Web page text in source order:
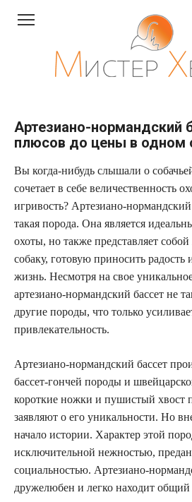
Артезиано-нормандский
плюсов до цены в одном
Вы когда-нибудь слышали о
сочетает в себе величественность
игривость? Артезиано-
такая порода. Она является
охоты, но также представляет
собаку, готовую приносить радость
жизнь. Несмотря на свое
артезиано-нормандский бассет не
другие породы, что только
привлекательность.
Артезиано-нормандский бассет
бассет-гончей породы и
короткие ножки и пушистый хвост
заявляют о его уникальности. Но
начало истории. Характер этой
исключительной нежностью,
социальностью. Артезиано-
дружелюбен и легко находит общий